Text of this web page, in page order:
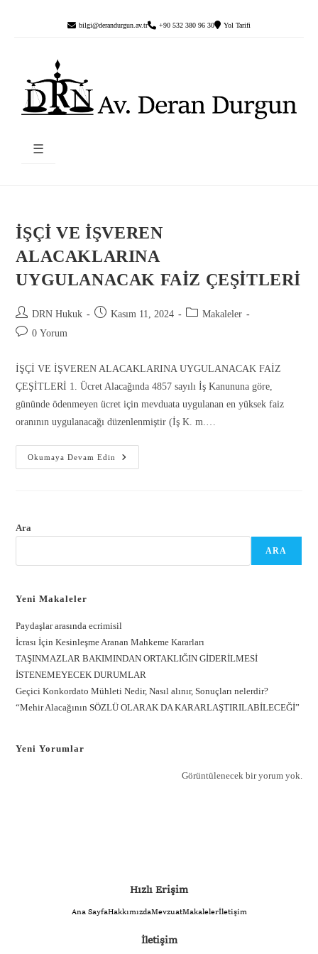
bilgi@derandurgun.av.tr +90 532 380 96 30 Yol Tarifi
☰
İŞÇİ VE İŞVEREN
ALACAKLARINA
UYGULANACAK FAİZ ÇEŞİTLERİ
DRN Hukuk Kasım 11, 2024
Makaleler
0 Yorum
İŞÇİ VE İŞVEREN ALACAKLARINA UYGULANACAK FAİZ
ÇEŞİTLERİ 1. Ücret Alacağında 4857 sayılı İş Kanununa göre,
gününde ödenmeyen ücret için mevduata uygulanan en yüksek faiz
oranının uygulanacağı düzenlenmiştir (İş K. m.…
Okumaya Devam Edin
Ara
ARA
Yeni Makaleler
Paydaşlar arasında ecrimisil
İcrası İçin Kesinleşme Aranan Mahkeme Kararları
TAŞINMAZLAR BAKIMINDAN ORTAKLIĞIN GİDERİLMESİ
İSTENEMEYECEK DURUMLAR
Geçici Konkordato Mühleti Nedir, Nasıl alınır, Sonuçları nelerdir?
“Mehir Alacağının SÖZLÜ OLARAK DA KARARLAŞTIRILABİLECEĞİ”
Yeni Yorumlar
Görüntülenecek bir yorum yok.
Hızlı Erişim
Ana SayfaHakkımızdaMevzuatMakalelerİletişim
İletişim